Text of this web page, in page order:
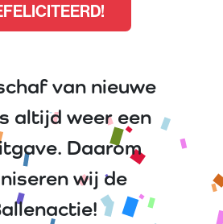
van nieuwe
altijd weer een
Daarom
wij de